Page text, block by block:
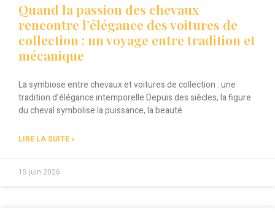
Quand la passion des chevaux
rencontre l’élégance des voitures de
collection : un voyage entre tradition et
mécanique
La symbiose entre chevaux et voitures de collection : une
tradition d’élégance intemporelle Depuis des siècles, la figure
du cheval symbolise la puissance, la beauté
LIRE LA SUITE »
15 juin 2026